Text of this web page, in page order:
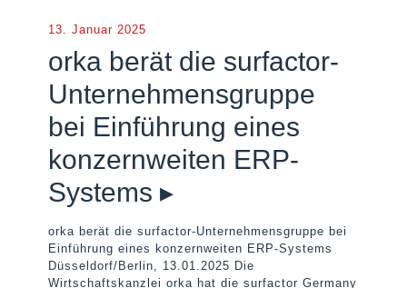
13. Januar 2025
orka berät die surfactor-
Unternehmensgruppe
bei Einführung eines
konzernweiten ERP-
Systems ▸
orka berät die surfactor-Unternehmensgruppe bei
Einführung eines konzernweiten ERP-Systems
Düsseldorf/Berlin, 13.01.2025 Die
Wirtschaftskanzlei orka hat die surfactor Germany